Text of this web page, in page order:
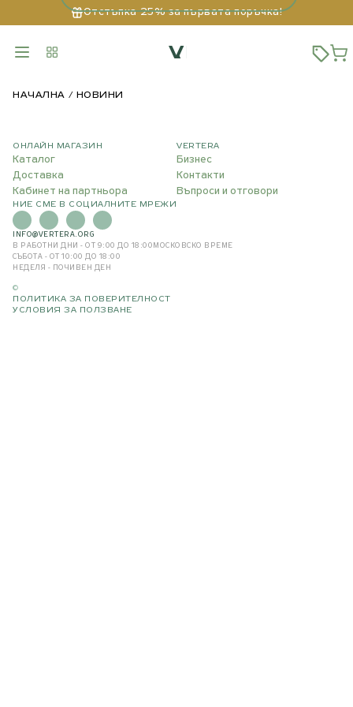
Отстъпка 25% за първата поръчка!
НАЧАЛНА НОВИНИ
ОНЛАЙН МАГАЗИН
Каталог
Доставка
Кабинет на партньора
VERTERA
Бизнес
Контакти
Въпроси и отговори
НИЕ СМЕ В СОЦИАЛНИТЕ МРЕЖИ
INFO@VERTERA.ORG
В РАБОТНИ ДНИ - ОТ 9:00 ДО 18:00 МОСКОВСКО ВРЕМЕ
СЪБОТА - ОТ 10:00 ДО 18:00
НЕДЕЛЯ - ПОЧИВЕН ДЕН
©
ПОЛИТИКА ЗА ПОВЕРИТЕЛНОСТ
УСЛОВИЯ ЗА ПОЛЗВАНЕ